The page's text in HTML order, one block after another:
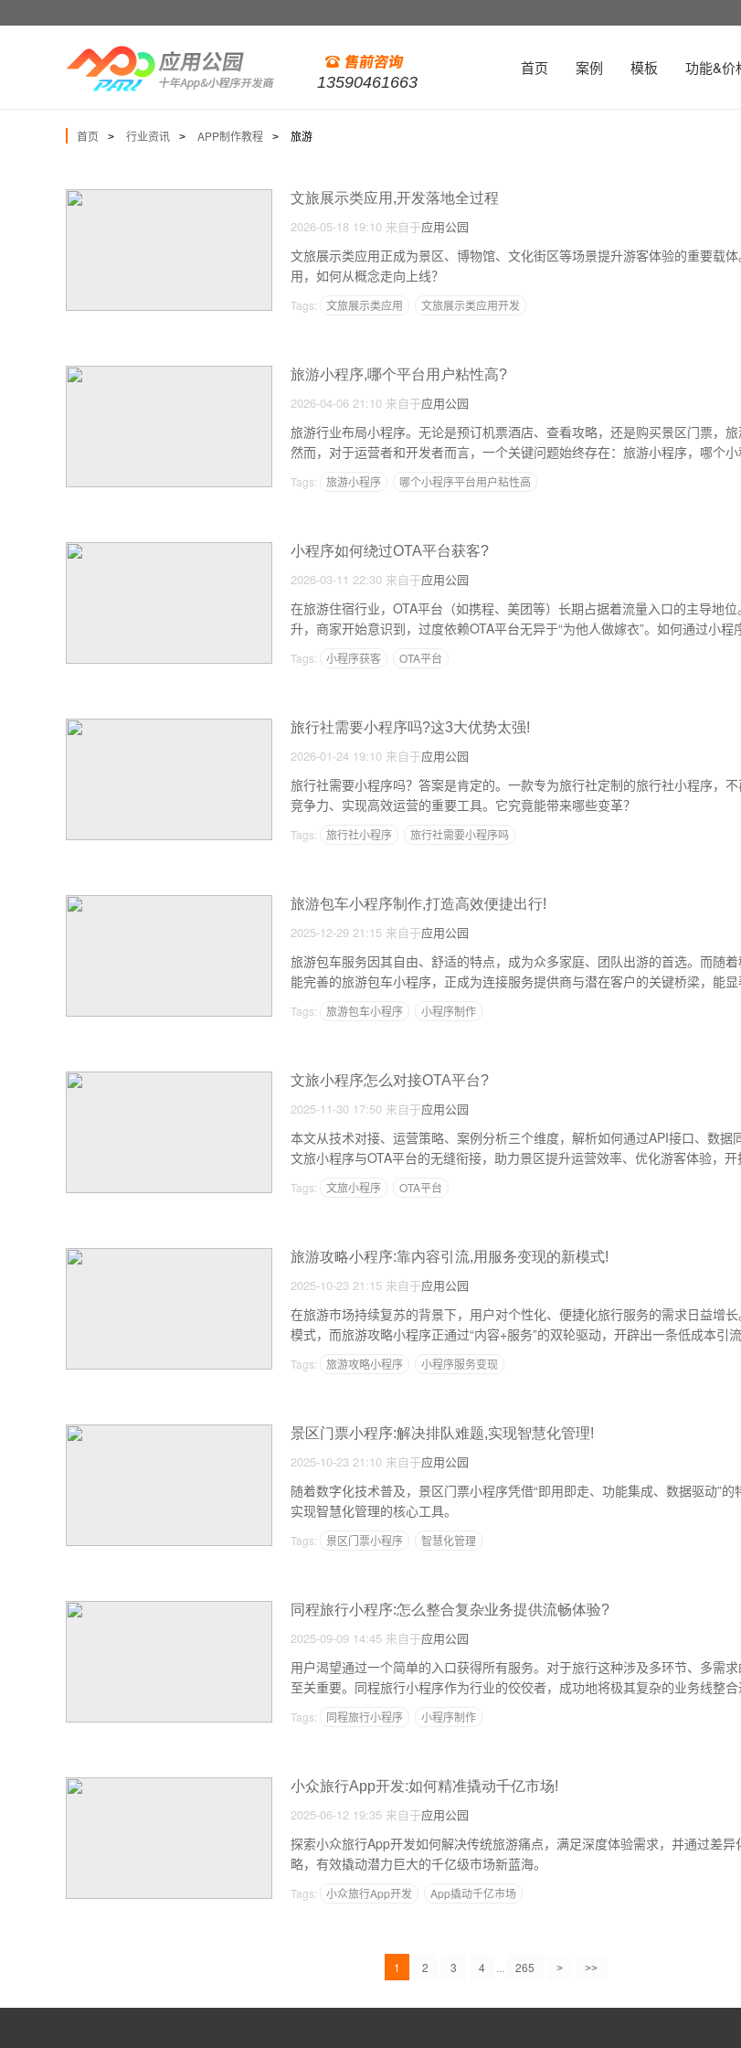
13590461663
首页 案例 模板 功能&价
首页 > 行业资讯 > APP制作教程 > 旅游
文旅展示类应用,开发落地全过程
2026-05-18 19:10 来自于应用公园
文旅展示类应用正成为景区、博物馆、文化街区等场景提升游客体验的重要载
用，如何从概念走向上线？
Tags: 文旅展示类应用 文旅展示类应用开发
旅游小程序,哪个平台用户粘性高?
2026-04-06 21:10 来自于应用公园
旅游行业布局小程序。无论是预订机票酒店、查看攻略，还是购买景区门票，旅
然而，对于运营者和开发者而言，一个关键问题始终存在：旅游小程序，哪个小
Tags: 旅游小程序 哪个小程序平台用户粘性高
小程序如何绕过OTA平台获客?
2026-03-11 22:30 来自于应用公园
在旅游住宿行业，OTA平台（如携程、美团等）长期占据着流量入口的主导地
升，商家开始意识到，过度依赖OTA平台无异于“为他人做嫁衣”。如何通过小
量池，成为商家关注的焦点。
Tags: 小程序获客 OTA平台
旅行社需要小程序吗?这3大优势太强!
2026-01-24 19:10 来自于应用公园
旅行社需要小程序吗？答案是肯定的。一款专为旅行社定制的旅行社小程序，
竞争力、实现高效运营的重要工具。它究竟能带来哪些变革？
Tags: 旅行社小程序 旅行社需要小程序吗
旅游包车小程序制作,打造高效便捷出行!
2025-12-29 21:15 来自于应用公园
旅游包车服务因其自由、舒适的特点，成为众多家庭、团队出游的首选。而随
能完善的旅游包车小程序，正成为连接服务提供商与潜在客户的关键桥梁，能显
Tags: 旅游包车小程序 小程序制作
文旅小程序怎么对接OTA平台?
2025-11-30 17:50 来自于应用公园
本文从技术对接、运营策略、案例分析三个维度，解析如何通过API接口、数据
文旅小程序与OTA平台的无缝衔接，助力景区提升运营效率、优化游客体验，开
Tags: 文旅小程序 OTA平台
旅游攻略小程序:靠内容引流,用服务变现的新模式!
2025-10-23 21:15 来自于应用公园
在旅游市场持续复苏的背景下，用户对个性化、便捷化旅行服务的需求日益增
模式，而旅游攻略小程序正通过“内容+服务”的双轮驱动，开辟出一条低成本引
Tags: 旅游攻略小程序 小程序服务变现
景区门票小程序:解决排队难题,实现智慧化管理!
2025-10-23 21:10 来自于应用公园
随着数字化技术普及，景区门票小程序凭借“即用即走、功能集成、数据驱动”的
实现智慧化管理的核心工具。
Tags: 景区门票小程序 智慧化管理
同程旅行小程序:怎么整合复杂业务提供流畅体验?
2025-09-09 14:45 来自于应用公园
用户渴望通过一个简单的入口获得所有服务。对于旅行这种涉及多环节、多需
至关重要。同程旅行小程序作为行业的佼佼者，成功地将极其复杂的业务线整
了“一端在手，全程无忧”的便捷体验。
Tags: 同程旅行小程序 小程序制作
小众旅行App开发:如何精准撬动千亿市场!
2025-06-12 19:35 来自于应用公园
探索小众旅行App开发如何解决传统旅游痛点，满足深度体验需求，并通过差
略，有效撬动潜力巨大的千亿级市场新蓝海。
Tags: 小众旅行App开发 App撬动千亿市场
1 2 3 4 ... 265 > >>